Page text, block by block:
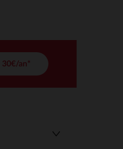
30€/an*